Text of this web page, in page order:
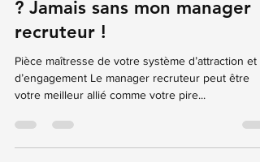
Recruter autrement et mieux
? Jamais sans mon manager
recruteur !
Pièce maîtresse de votre système d’attraction et
d’engagement Le manager recruteur peut être
votre meilleur allié comme votre pire...